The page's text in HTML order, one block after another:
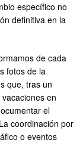
específico no
definitiva en la
de cada
fotos de la
que, tras un
en
el
coordinación por
o eventos